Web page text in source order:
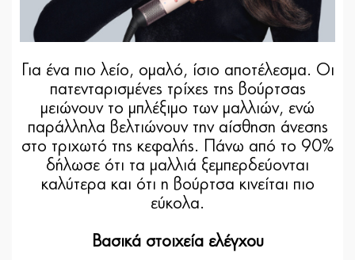
Για ένα πιο λείο, ομαλό, ίσιο αποτέλεσμα. Οι
πατενταρισμένες τρίχες της βούρτσας
μειώνουν το μπλέξιμο των μαλλιών, ενώ
παράλληλα βελτιώνουν την αίσθηση άνεσης
στο τριχωτό της κεφαλής. Πάνω από το 90%
δήλωσε ότι τα μαλλιά ξεμπερδεύονται
καλύτερα και ότι η βούρτσα κινείται πιο
εύκολα.
Βασικά στοιχεία ελέγχου